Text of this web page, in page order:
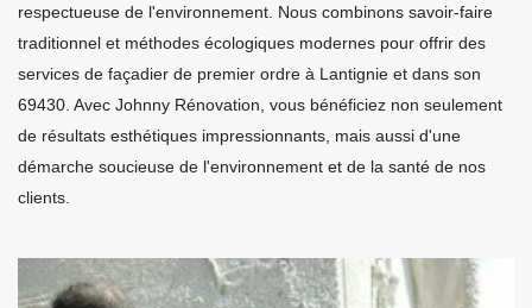
respectueuse de l'environnement. Nous combinons savoir-faire
traditionnel et méthodes écologiques modernes pour offrir des
services de façadier de premier ordre à Lantignie et dans son
69430. Avec Johnny Rénovation, vous bénéficiez non seulement
de résultats esthétiques impressionnants, mais aussi d'une
démarche soucieuse de l'environnement et de la santé de nos
clients.